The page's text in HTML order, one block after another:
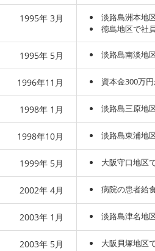
1995年 3月
淡路島洲本地
徳島地区で社
1995年 5月 淡路島南淡地
1996年11月 資本金300万
1998年 1月 淡路島三原地
1998年10月 淡路島東浦地
1999年 5月 大阪守口地区
2002年 4月 病院の患者給
2003年 1月 淡路島津名地
2003年 5月 大阪貝塚地区